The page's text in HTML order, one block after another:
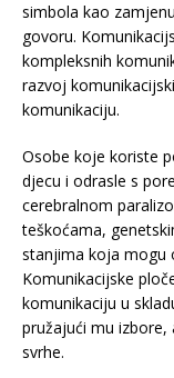
simbola kao
govoru.
kompleksnih
razvoj
komunikaciju.
Osobe koje koriste
djecu i odrasle s
cerebralnom
teškoćama,
stanjima koja mogu
Komunikacijske
komunikaciju u
pružajući mu izbore,
svrhe.